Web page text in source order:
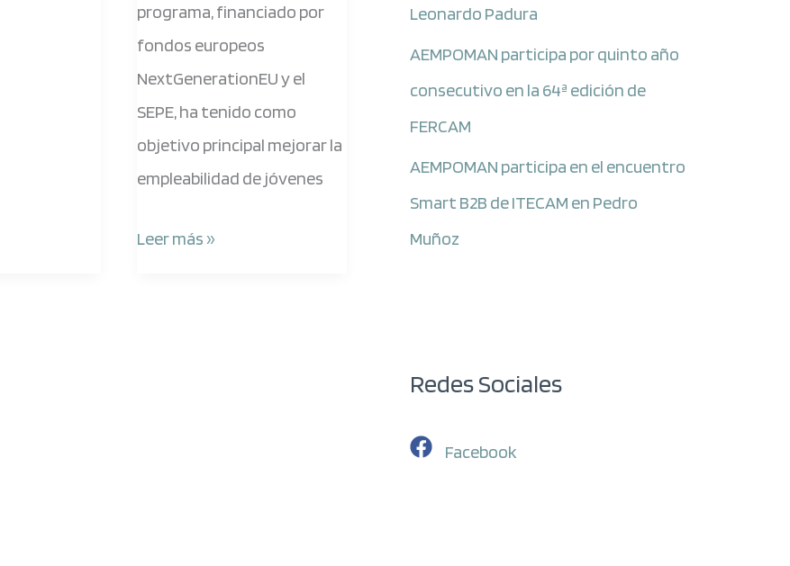
programa, financiado por
fondos europeos
NextGenerationEU y el
SEPE, ha tenido como
objetivo principal mejorar la
empleabilidad de jóvenes
Leer más »
Leonardo Padura
AEMPOMAN participa por quinto año
consecutivo en la 64ª edición de
FERCAM
AEMPOMAN participa en el encuentro
Smart B2B de ITECAM en Pedro
Muñoz
Redes Sociales
Facebook